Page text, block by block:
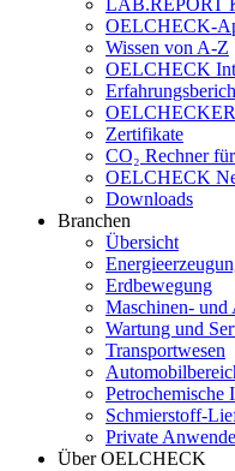
LAB.REPORT
OELCHECK-
Wissen von A-Z
OELCHECK
Zertifikate
CO₂ Rechner
OELCHECK
Downloads
Branchen
Übersicht
Erdbewegung
Maschinen- und
Wartung und
Transportwesen
Petrochemische
Schmierstoff-
Private
Über OELCHECK